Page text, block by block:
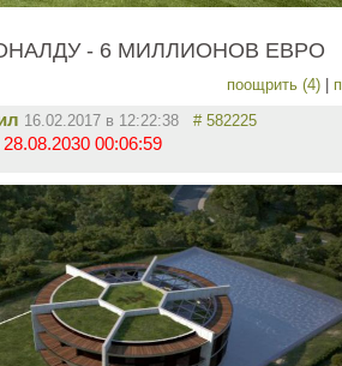
- 6 МИЛЛИОНОВ ЕВРО
поощрить (4)
16.02.2017 в 12:22:38 # 582225
00:06:59